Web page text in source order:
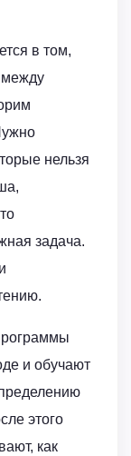
в том,
между
нельзя
задача.
и обучают
этого
как